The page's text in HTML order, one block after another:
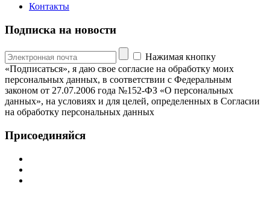
Контакты
Подписка на новости
Нажимая кнопку
«Подписаться», я даю свое согласие на обработку моих
персональных данных, в соответствии с Федеральным
законом от 27.07.2006 года №152-ФЗ «О персональных
данных», на условиях и для целей, определенных в Согласии
на обработку персональных данных
Присоединяйся